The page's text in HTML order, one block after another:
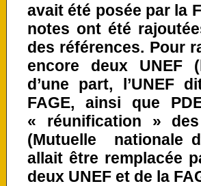
avait été posée par la
notes ont été
des références. Pour
encore deux UNEF
d’une part, l’UNEF
FAGE, ainsi que
« réunification »
(Mutuelle nationale
allait être remplacée
deux UNEF et de la